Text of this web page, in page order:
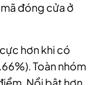
đóng cửa ở
hơn khi có
Toàn nhóm